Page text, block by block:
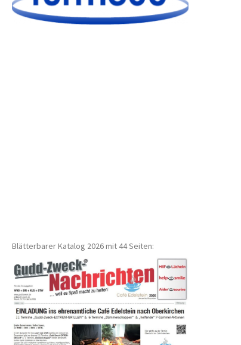
Blätterbarer Katalog 2026 mit 44 Seiten: